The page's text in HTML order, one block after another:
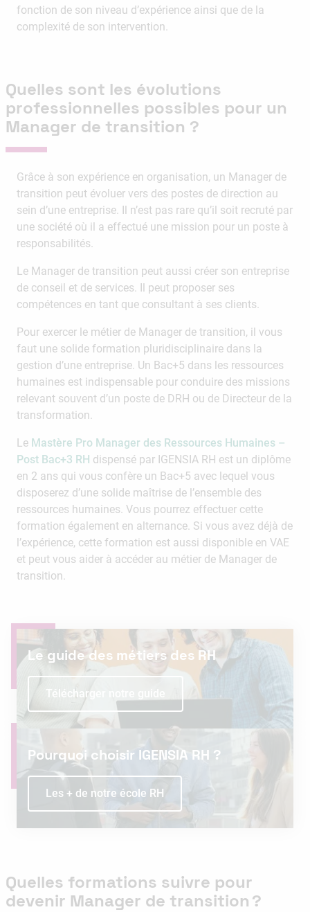
fonction de son niveau d’expérience ainsi que de la
complexité de son intervention.
Quelles sont les évolutions
professionnelles possibles pour un
Manager de transition ?
Grâce à son expérience en organisation, un Manager de
transition peut évoluer vers des postes de direction au
sein d’une entreprise. Il n’est pas rare qu’il soit recruté par
une société où il a effectué une mission pour un poste à
responsabilités.
Le Manager de transition peut aussi créer son entreprise
de conseil et de services. Il peut proposer ses
compétences en tant que consultant à ses clients.
Pour exercer le métier de Manager de transition, il vous
faut une solide formation pluridisciplinaire dans la
gestion d’une entreprise. Un Bac+5 dans les ressources
humaines est indispensable pour conduire des missions
relevant souvent d’un poste de DRH ou de Directeur de la
transformation.
Le Mastère Pro Manager des Ressources Humaines –
Post Bac+3 RH dispensé par IGENSIA RH est un diplôme
en 2 ans qui vous confère un Bac+5 avec lequel vous
disposerez d’une solide maîtrise de l’ensemble des
ressources humaines. Vous pourrez effectuer cette
formation également en alternance. Si vous avez déjà de
l’expérience, cette formation est aussi disponible en VAE
et peut vous aider à accéder au métier de Manager de
transition.
Le guide des métiers des RH
Télécharger notre guide
Pourquoi choisir IGENSIA RH ?
Les + de notre école RH
Quelles formations suivre pour
devenir Manager de transition ?